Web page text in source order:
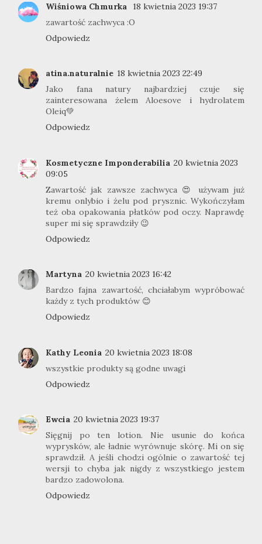
Wiśniowa Chmurka
18 kwietnia 2023 19:37
zawartość zachwyca :O
Odpowiedz
atina.naturalnie 18 kwietnia 2023 22:49
Jako fana natury najbardziej czuje się
zainteresowana żelem Aloesove i hydrolatem
Oleiq💚
Odpowiedz
Kosmetyczne Imponderabilia 20 kwietnia 2023
09:05
Zawartość jak zawsze zachwyca 😍 używam już
kremu onlybio i żelu pod prysznic. Wykończyłam
też oba opakowania płatków pod oczy. Naprawdę
super mi się sprawdziły 😉
Odpowiedz
Martyna 20 kwietnia 2023 16:42
Bardzo fajna zawartość, chciałabym wypróbować
każdy z tych produktów 😊
Odpowiedz
Kathy Leonia 20 kwietnia 2023 18:08
wszystkie produkty są godne uwagi
Odpowiedz
Ewcia 20 kwietnia 2023 19:37
Sięgnij po ten lotion. Nie usunie do końca
wyprysków, ale ładnie wyrównuje skórę. Mi on się
sprawdził. A jeśli chodzi ogólnie o zawartość tej
wersji to chyba jak nigdy z wszystkiego jestem
bardzo zadowolona.
Odpowiedz